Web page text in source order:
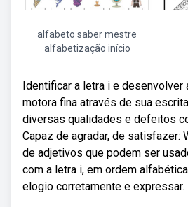
alfabeto saber mestre
alfabetização início
Identificar a letra i e desenvolver
motora fina através de sua
diversas qualidades e defeitos
Capaz de agradar, de satisfazer:
de adjetivos que podem ser
com a letra i, em ordem
elogio corretamente e expressar.